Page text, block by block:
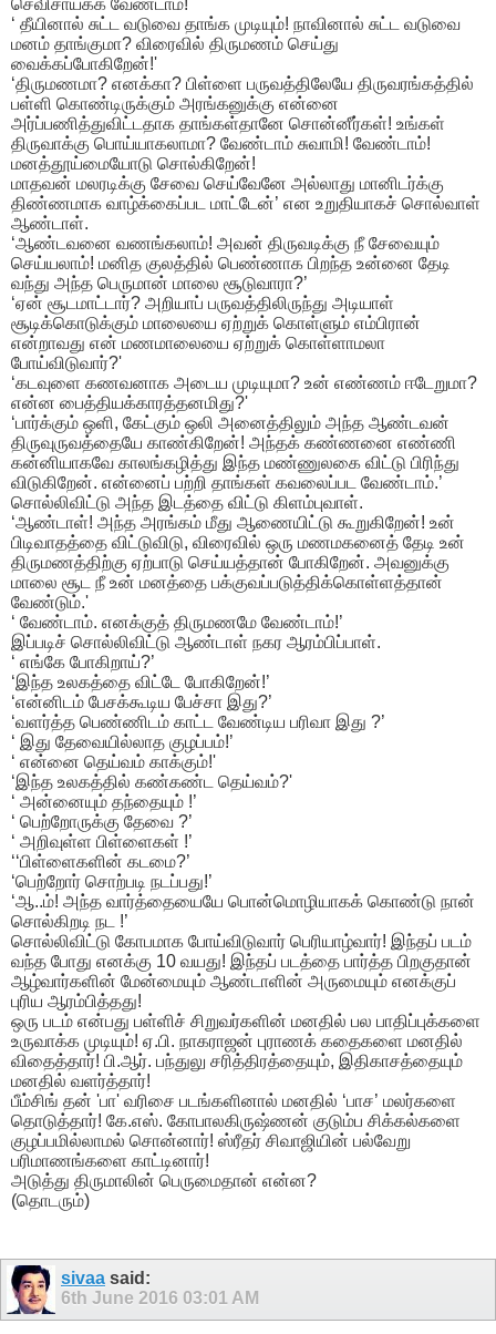
‘ தீயினால் சுட்ட வடுவை தாங்க முடியும்! நாவினால் சுட்ட வடுவை
மனம் தாங்குமா? விரைவில் திருமணம் செய்து
வைக்கப்போகிறேன்!'
‘திருமணமா? எனக்கா? பிள்ளை பருவத்திலேயே திருவரங்கத்தில்
பள்ளி கொண்டிருக்கும் அரங்கனுக்கு என்னை
அர்ப்பணித்துவிட்டதாக தாங்கள்தானே சொன்னீர்கள்! உங்கள்
திருவாக்கு பொய்யாகலாமா? வேண்டாம் சுவாமி! வேண்டாம்!
மனத்தூய்மையோடு சொல்கிறேன்!
மாதவன் மலரடிக்கு சேவை செய்வேனே அல்லாது மானிடர்க்கு
திண்ணமாக வாழ்க்கைப்பட மாட்டேன்’ என உறுதியாகச் சொல்வாள்
ஆண்டாள்.
‘ஆண்டவனை வணங்கலாம்! அவன் திருவடிக்கு நீ சேவையும்
செய்யலாம்! மனித குலத்தில் பெண்ணாக பிறந்த உன்னை தேடி
வந்து அந்த பெருமான் மாலை சூடுவாரா?’
‘ஏன் சூடமாட்டார்? அறியாப் பருவத்திலிருந்து அடியாள்
சூடிக்கொடுக்கும் மாலையை ஏற்றுக் கொள்ளும் எம்பிரான்
என்றாவது என் மணமாலையை ஏற்றுக் கொள்ளாமலா
போய்விடுவார்?'
‘கடவுளை கணவனாக அடைய முடியுமா? உன் எண்ணம் ஈடேறுமா?
என்ன பைத்தியக்காரத்தனமிது?'
‘பார்க்கும் ஒளி, கேட்கும் ஒலி அனைத்திலும் அந்த ஆண்டவன்
திருவுருவத்தையே காண்கிறேன்! அந்தக் கண்ணனை எண்ணி
கன்னியாகவே காலங்கழித்து இந்த மண்ணுலகை விட்டு பிரிந்து
விடுகிறேன். என்னைப் பற்றி தாங்கள் கவலைப்பட வேண்டாம்.’
சொல்லிவிட்டு அந்த இடத்தை விட்டு கிளம்புவாள்.
‘ஆண்டாள்! அந்த அரங்கம் மீது ஆணையிட்டு கூறுகிறேன்! உன்
பிடிவாதத்தை விட்டுவிடு, விரைவில் ஒரு மணமகனைத் தேடி உன்
திருமணத்திற்கு ஏற்பாடு செய்யத்தான் போகிறேன். அவனுக்கு
மாலை சூட நீ உன் மனத்தை பக்குவப்படுத்திக்கொள்ளத்தான்
வேண்டும்.'
‘ வேண்டாம். எனக்குத் திருமணமே வேண்டாம்!’
இப்படிச் சொல்லிவிட்டு ஆண்டாள் நகர ஆரம்பிப்பாள்.
‘ எங்கே போகிறாய்?’
‘இந்த உலகத்தை விட்டே போகிறேன்!’
‘என்னிடம் பேசக்கூடிய பேச்சா இது?’
‘வளர்த்த பெண்ணிடம் காட்ட வேண்டிய பரிவா இது ?’
‘ இது தேவையில்லாத குழப்பம்!’
‘ என்னை தெய்வம் காக்கும்!'
‘இந்த உலகத்தில் கண்கண்ட தெய்வம்?'
‘ அன்னையும் தந்தையும் !’
‘ பெற்றோருக்கு தேவை ?’
‘ அறிவுள்ள பிள்ளைகள் !’
‘‘பிள்ளைகளின் கடமை?’
‘பெற்றோர் சொற்படி நடப்பது!’
‘ஆ..ம்! அந்த வார்த்தையையே பொன்மொழியாகக் கொண்டு நான்
சொல்கிறடி நட !’
சொல்லிவிட்டு கோபமாக போய்விடுவார் பெரியாழ்வார்! இந்தப் படம்
வந்த போது எனக்கு 10 வயது! இந்தப் படத்தை பார்த்த பிறகுதான்
ஆழ்வார்களின் மேன்மையும் ஆண்டாளின் அருமையும் எனக்குப்
புரிய ஆரம்பித்தது!
ஒரு படம் என்பது பள்ளிச் சிறுவர்களின் மனதில் பல பாதிப்புக்களை
உருவாக்க முடியும்! ஏ.பி. நாகராஜன் புராணக் கதைகளை மனதில்
விதைத்தார்! பி.ஆர். பந்துலு சரித்திரத்தையும், இதிகாசத்தையும்
மனதில் வளர்த்தார்!
பீம்சிங் தன் 'பா' வரிசை படங்களினால் மனதில் ‘பாச’ மலர்களை
தொடுத்தார்! கே.எஸ். கோபாலகிருஷ்ணன் குடும்ப சிக்கல்களை
குழப்பமில்லாமல் சொன்னார்! ஸ்ரீதர் சிவாஜியின் பல்வேறு
பரிமாணங்களை காட்டினார்!
அடுத்து திருமாலின் பெருமைதான் என்ன?
(தொடரும்)
sivaa said:
6th June 2016 03:01 AM